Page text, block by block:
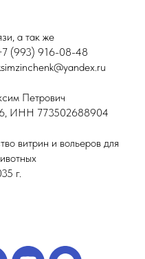
а так же
(993) 916-08-48
Петрович
ИНН 773502688904
витрин и вольеров для
г.